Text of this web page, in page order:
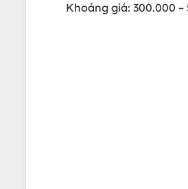
Khoảng giá: 300.000